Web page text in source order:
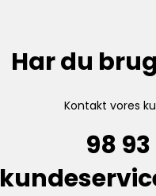
Har du
Kontakt vores
98 93